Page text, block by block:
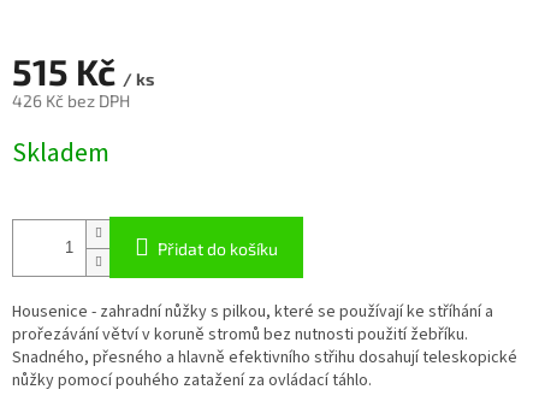
515 Kč / ks
426 Kč bez DPH
cena:
Skladem
Přidat do košíku
Housenice - zahradní nůžky s pilkou, které se používají ke stříhání a
prořezávání větví v koruně stromů bez nutnosti použití žebříku.
Snadného, přesného a hlavně efektivního střihu dosahují teleskopické
nůžky pomocí pouhého zatažení za ovládací táhlo.